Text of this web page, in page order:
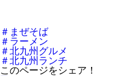
＃まぜそば
＃ラーメン
＃北九州グルメ
＃北九州ランチ
このページをシェア！